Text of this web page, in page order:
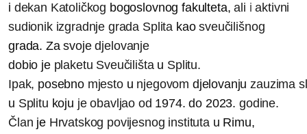
i dekan Katoličkog bogoslovnogfakulteta,ali iaktivni
sudionik izgradnje grada Splita kaosveučilišnog
grada. Zasvojedjelovanje
dobio je plaketu Sveučilišta u Splitu.
Ipak, posebno mjesto u njegovom djelovanjuzauzima
u Splitu koju je obavljao od 1974. do 2023. godine.
Član je Hrvatskog povijesnog instituta u Rimu,